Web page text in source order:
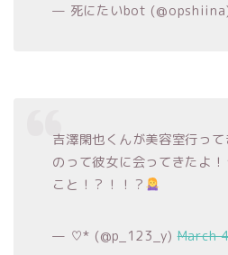
— 死にたいbot
吉澤閑也くんが美容室行っ
のって彼女に会ってきたよ
こと！？！！？
— ♡* (@p_123_y)March